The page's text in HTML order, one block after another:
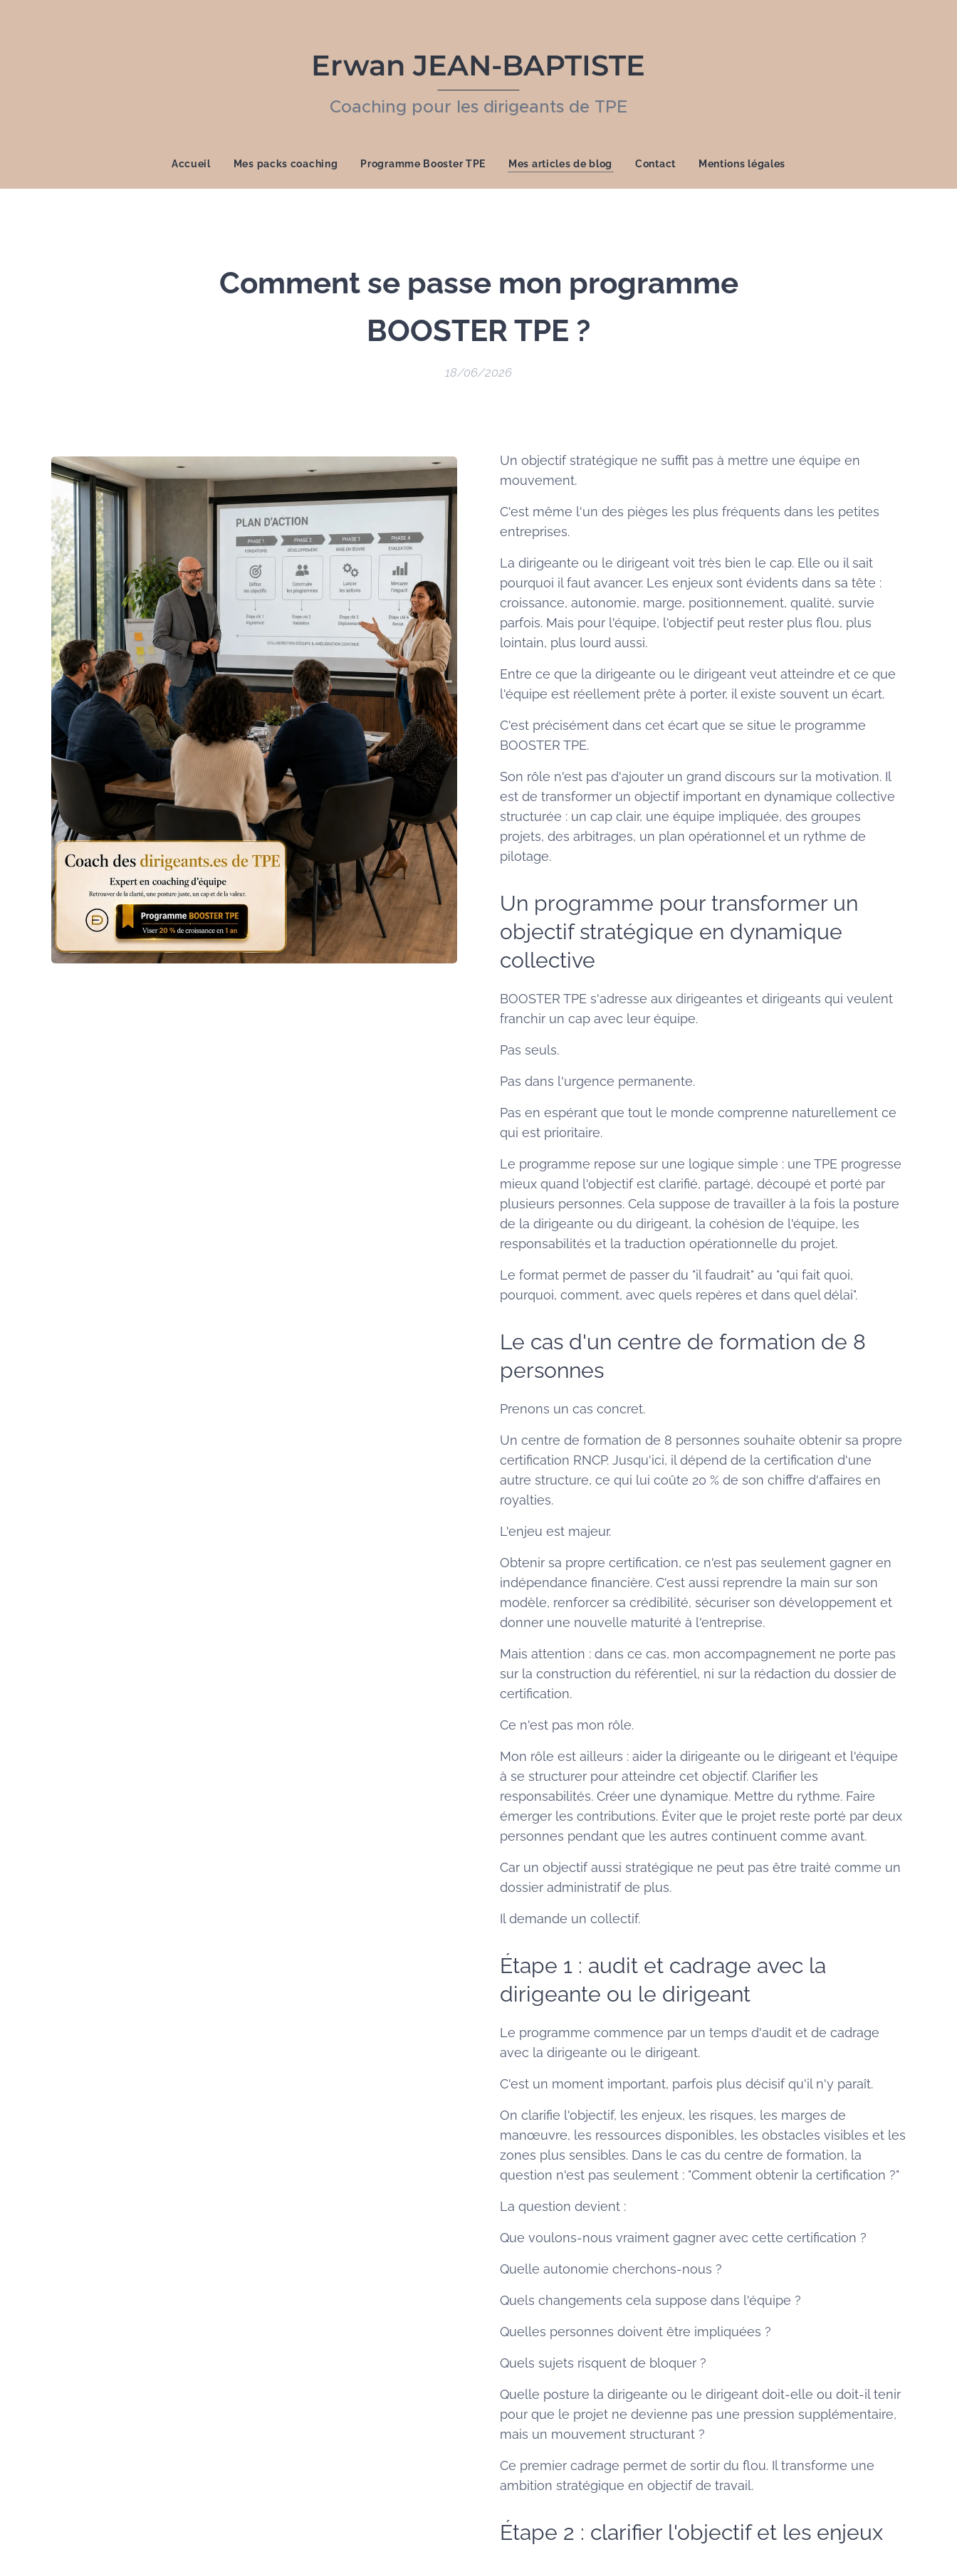
Erwan JEAN-BAPTISTE
Coaching pour les dirigeants de TPE
Accueil Mes packs coaching Programme Booster TPE Mes articles de blog Contact Mentions légales
Comment se passe mon programme
BOOSTER TPE ?
18/06/2026
Un objectif stratégique ne suffit pas à mettre une équipe en
mouvement.
C'est même l'un des pièges les plus fréquents dans les petites
entreprises.
La dirigeante ou le dirigeant voit très bien le cap. Elle ou il sait
pourquoi il faut avancer. Les enjeux sont évidents dans sa tête :
croissance, autonomie, marge, positionnement, qualité, survie
parfois. Mais pour l'équipe, l'objectif peut rester plus flou, plus
lointain, plus lourd aussi.
Entre ce que la dirigeante ou le dirigeant veut atteindre et ce que
l'équipe est réellement prête à porter, il existe souvent un écart.
C'est précisément dans cet écart que se situe le programme
BOOSTER TPE.
Son rôle n'est pas d'ajouter un grand discours sur la motivation. Il
est de transformer un objectif important en dynamique collective
structurée : un cap clair, une équipe impliquée, des groupes
projets, des arbitrages, un plan opérationnel et un rythme de
pilotage.
Un programme pour transformer un
objectif stratégique en dynamique
collective
BOOSTER TPE s'adresse aux dirigeantes et dirigeants qui veulent
franchir un cap avec leur équipe.
Pas seuls.
Pas dans l'urgence permanente.
Pas en espérant que tout le monde comprenne naturellement ce
qui est prioritaire.
Le programme repose sur une logique simple : une TPE progresse
mieux quand l'objectif est clarifié, partagé, découpé et porté par
plusieurs personnes. Cela suppose de travailler à la fois la posture
de la dirigeante ou du dirigeant, la cohésion de l'équipe, les
responsabilités et la traduction opérationnelle du projet.
Le format permet de passer du "il faudrait" au "qui fait quoi,
pourquoi, comment, avec quels repères et dans quel délai".
Le cas d'un centre de formation de 8
personnes
Prenons un cas concret.
Un centre de formation de 8 personnes souhaite obtenir sa propre
certification RNCP. Jusqu'ici, il dépend de la certification d'une
autre structure, ce qui lui coûte 20 % de son chiffre d'affaires en
royalties.
L'enjeu est majeur.
Obtenir sa propre certification, ce n'est pas seulement gagner en
indépendance financière. C'est aussi reprendre la main sur son
modèle, renforcer sa crédibilité, sécuriser son développement et
donner une nouvelle maturité à l'entreprise.
Mais attention : dans ce cas, mon accompagnement ne porte pas
sur la construction du référentiel, ni sur la rédaction du dossier de
certification.
Ce n'est pas mon rôle.
Mon rôle est ailleurs : aider la dirigeante ou le dirigeant et l'équipe
à se structurer pour atteindre cet objectif. Clarifier les
responsabilités. Créer une dynamique. Mettre du rythme. Faire
émerger les contributions. Éviter que le projet reste porté par deux
personnes pendant que les autres continuent comme avant.
Car un objectif aussi stratégique ne peut pas être traité comme un
dossier administratif de plus.
Il demande un collectif.
Étape 1 : audit et cadrage avec la
dirigeante ou le dirigeant
Le programme commence par un temps d'audit et de cadrage
avec la dirigeante ou le dirigeant.
C'est un moment important, parfois plus décisif qu'il n'y paraît.
On clarifie l'objectif, les enjeux, les risques, les marges de
manœuvre, les ressources disponibles, les obstacles visibles et les
zones plus sensibles. Dans le cas du centre de formation, la
question n'est pas seulement : "Comment obtenir la certification ?"
La question devient :
Que voulons-nous vraiment gagner avec cette certification ?
Quelle autonomie cherchons-nous ?
Quels changements cela suppose dans l'équipe ?
Quelles personnes doivent être impliquées ?
Quels sujets risquent de bloquer ?
Quelle posture la dirigeante ou le dirigeant doit-elle ou doit-il tenir
pour que le projet ne devienne pas une pression supplémentaire,
mais un mouvement structurant ?
Ce premier cadrage permet de sortir du flou. Il transforme une
ambition stratégique en objectif de travail.
Étape 2 : clarifier l'objectif et les enjeux